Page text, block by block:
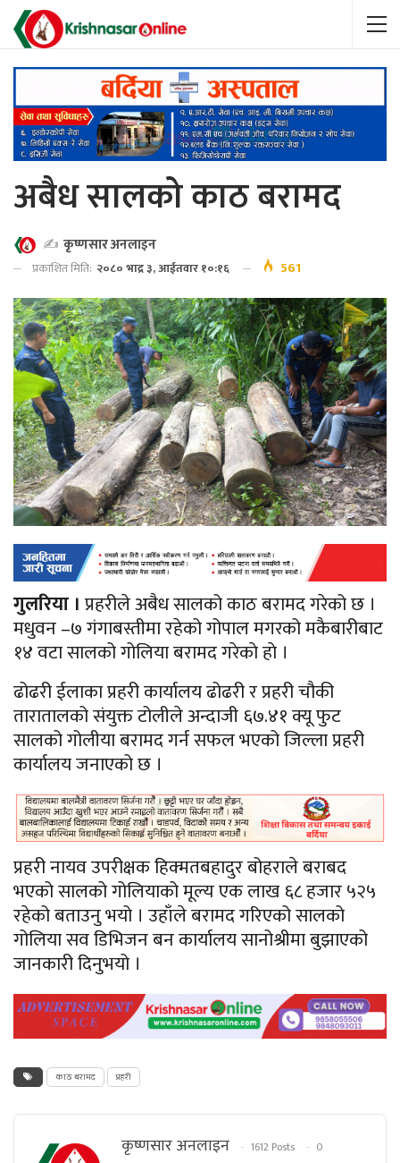
अबैध सालको काठ बरामद
✍️ कृष्णसार अनलाइन
प्रकाशित मिति: २०८० भाद्र ३, आईतवार १०:१६ 561
गुलरिया । प्रहरीले अबैध सालको काठ बरामद गरेको छ ।
मधुवन –७ गंगाबस्तीमा रहेको गोपाल मगरको मकैबारीबाट
१४ वटा सालको गोलिया बरामद गरेकाे हाे ।
ढोढरी ईलाका प्रहरी कार्यालय ढोढरी र प्रहरी चौकी
तारातालको संयुक्त टोलीले अन्दाजी ६७.४१ क्यू फुट
सालको गोलीया बरामद गर्न सफल भएको जिल्ला प्रहरी
कार्यालय जनाएको छ ।
प्रहरी नायव उपरीक्षक हिक्मतबहादुर बोहराले बराबद
भएको सालको गोलियाको मूल्य एक लाख ६८ हजार ५२५
रहेको बताउनु भयो । उहाँले बरामद गरिएको सालको
गोलिया सव डिभिजन बन कार्यालय सानोश्रीमा बुझाएको
जानकारी दिनुभयो ।
काठ बरामद प्रहरी
कृष्णसार अनलाइन 1612 Posts
0